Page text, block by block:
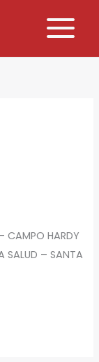
CAMPO HARDY
SALUD – SANTA